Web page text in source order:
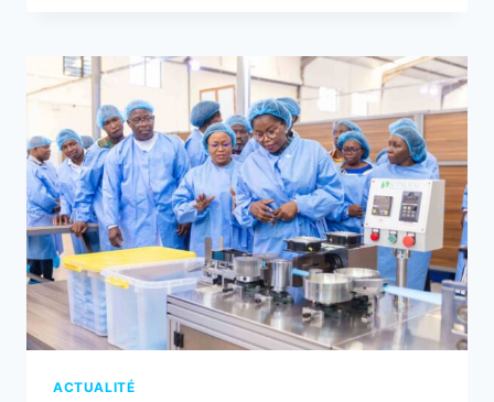
LE
RENFORCE
SON
SYSTÈME
SANITAIRE
EN
2024
ACTUALITÉ